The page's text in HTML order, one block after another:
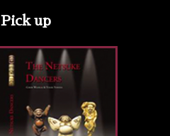
Pick up